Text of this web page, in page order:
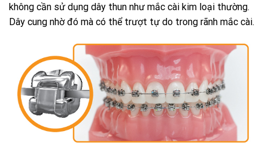
không cần sử dụng dây thun như mắc cài kim loại thường.
Dây cung nhờ đó mà có thể trượt tự do trong rãnh mắc cài.